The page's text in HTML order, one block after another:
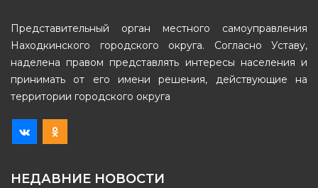
Представительный орган местного самоуправления
Находкинского городского округа. Согласно Уставу,
наделена правом представлять интересы населения и
принимать от его имени решения, действующие на
территории городского округа
НЕДАВНИЕ НОВОСТИ